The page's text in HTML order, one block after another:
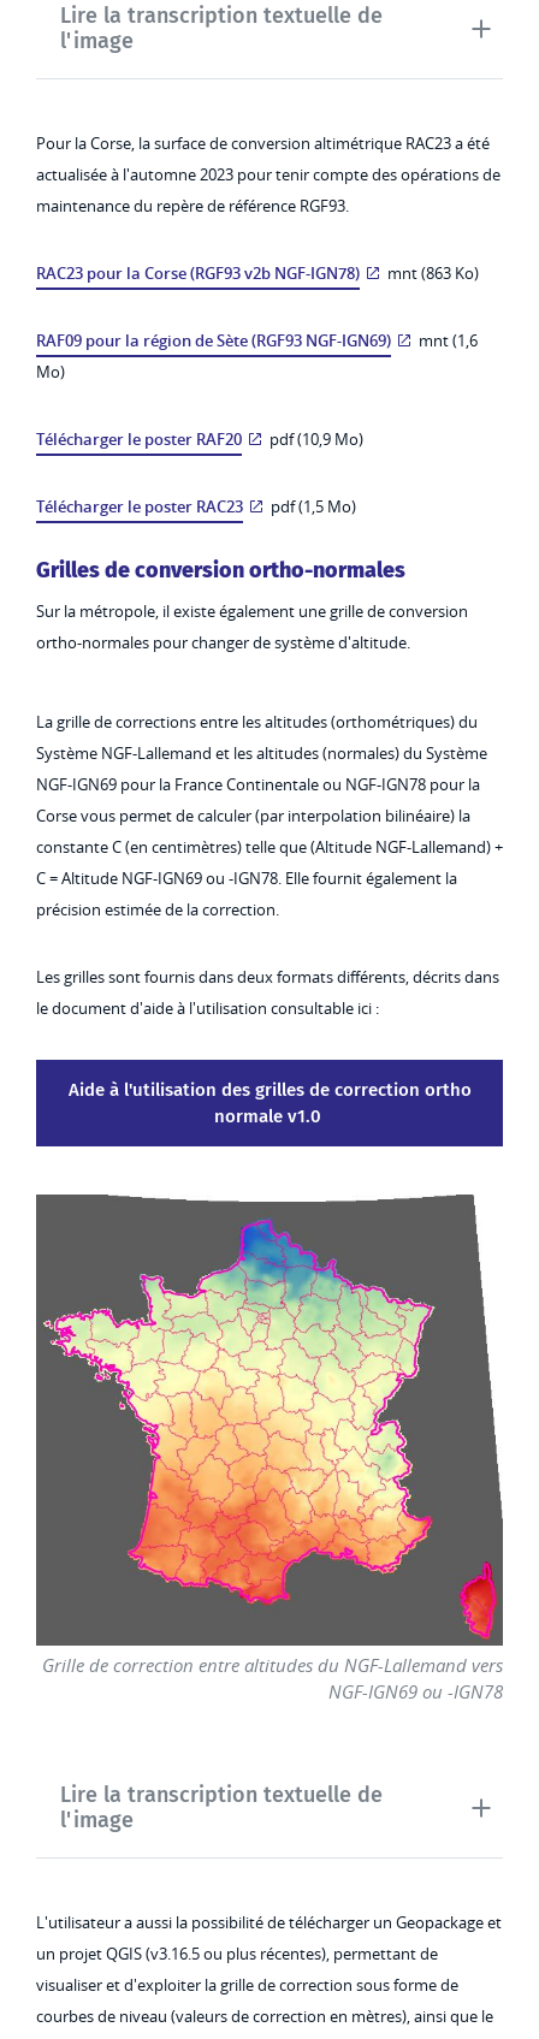
Lire la transcription textuelle de
l'image
Pour la Corse, la surface de conversion altimétrique RAC23 a été
actualisée à l'automne 2023 pour tenir compte des opérations de
maintenance du repère de référence RGF93.
RAC23 pour la Corse (RGF93 v2b NGF-IGN78) mnt (863 Ko)
RAF09 pour la région de Sète (RGF93 NGF-IGN69)
mnt (1,6
Mo)
Télécharger le poster RAF20 pdf (10,9 Mo)
Télécharger le poster RAC23 pdf (1,5 Mo)
Grilles de conversion ortho-normales
Sur la métropole, il existe également une grille de conversion
ortho-normales pour changer de système d'altitude.
La grille de corrections entre les altitudes (orthométriques) du
Système NGF-Lallemand et les altitudes (normales) du Système
NGF-IGN69 pour la France Continentale ou NGF-IGN78 pour la
Corse vous permet de calculer (par interpolation bilinéaire) la
constante C (en centimètres) telle que (Altitude NGF-Lallemand) +
C = Altitude NGF-IGN69 ou -IGN78. Elle fournit également la
précision estimée de la correction.
Les grilles sont fournis dans deux formats différents, décrits dans
le document d'aide à l'utilisation consultable ici :
Aide à l'utilisation des grilles de correction ortho
normale v1.0
Grille de correction entre altitudes du NGF-Lallemand vers
NGF-IGN69 ou -IGN78
Lire la transcription textuelle de
l'image
L'utilisateur a aussi la possibilité de télécharger un Geopackage et
un projet QGIS (v3.16.5 ou plus récentes), permettant de
visualiser et d'exploiter la grille de correction sous forme de
courbes de niveau (valeurs de correction en mètres), ainsi que le